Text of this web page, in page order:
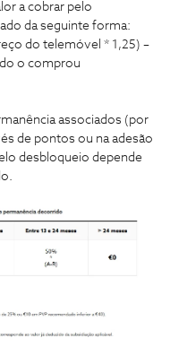
a cobrar pelo
da seguinte forma:
do telemóvel * 1,25) –
o comprou
associados (por
de pontos ou na adesão
desbloqueio depende